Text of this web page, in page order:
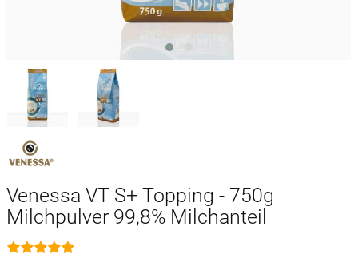
Venessa VT S+ Topping - 750g
Milchpulver 99,8% Milchanteil